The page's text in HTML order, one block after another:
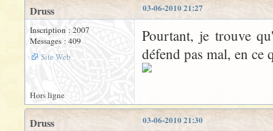
03-06-2010 21:27
Druss
Inscription : 2007
Messages : 409
Site Web
Pourtant, je trouve
défend pas mal, en
Hors ligne
03-06-2010 21:30
Druss